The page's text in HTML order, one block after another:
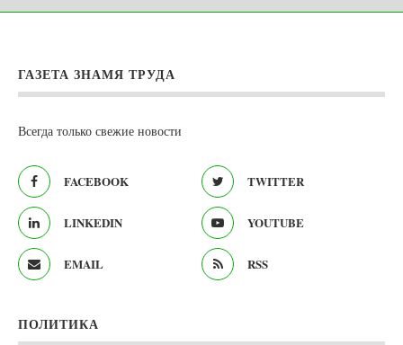
ГАЗЕТА ЗНАМЯ ТРУДА
Всегда только свежие новости
FACEBOOK TWITTER
LINKEDIN YOUTUBE
EMAIL RSS
ПОЛИТИКА